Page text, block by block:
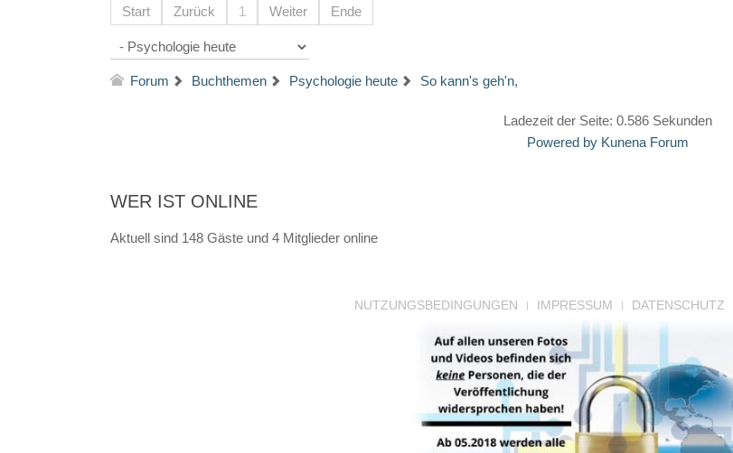
Start Zurück 1 Weiter Ende
Forum Buchthemen Psychologie heute So kann's geh'n,
Ladezeit der Seite: 0.586 Sekunden
Powered by Kunena Forum
WER IST ONLINE
Aktuell sind 148 Gäste und 4 Mitglieder online
NUTZUNGSBEDINGUNGEN IMPRESSUM DATENSCHUTZ